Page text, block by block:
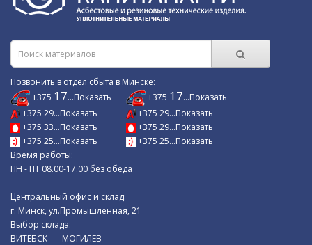
Позвонить в отдел сбыта в Минске:
+375 17...Показать
+375 29...Показать
+375 33...Показать
+375 25...Показать
+375 17...Показать
+375 29...Показать
+375 29...Показать
+375 25...Показать
Время работы:
ПН - ПТ 08.00-17.00 без обеда
Центральный офис и склад:
г. Минск, ул.Промышленная, 21
Выбор склада:
ВИТЕБСК
МОГИЛЕВ